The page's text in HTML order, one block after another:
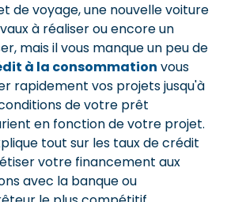
de voyage, une nouvelle voiture
à réaliser ou encore un
mais il vous manque un peu de
à la consommation vous
rapidement vos projets jusqu'à
de votre prêt
en fonction de votre projet.
tout sur les taux de crédit
votre financement aux
avec la banque ou